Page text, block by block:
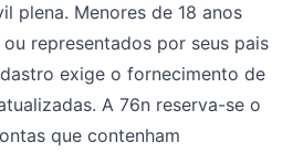
plena. Menores de 18 anos
representados por seus pais
exige o fornecimento de
A 76n reserva-se o
que contenham